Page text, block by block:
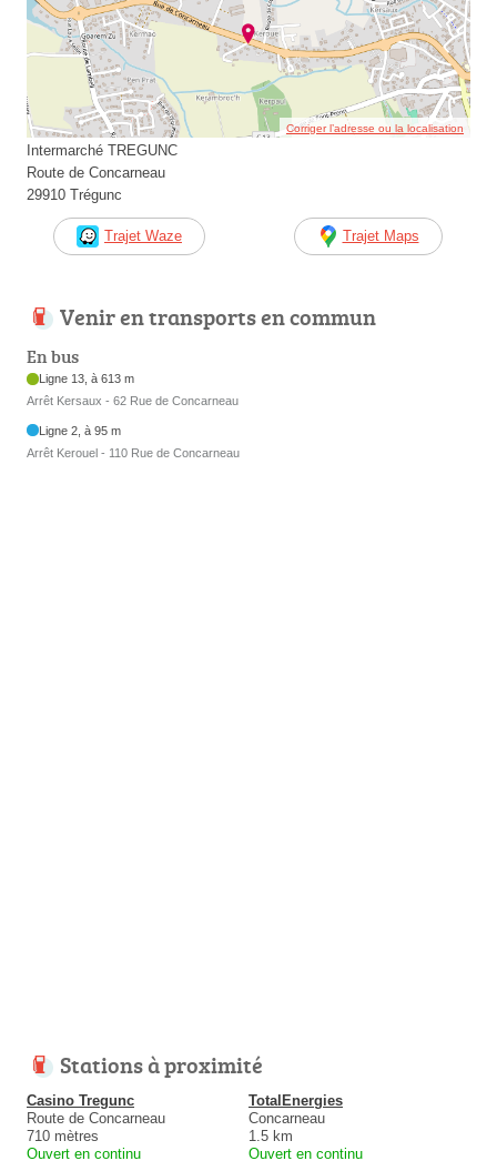
Corriger l’adresse ou la localisation
Intermarché TREGUNC
Route de Concarneau
29910 Trégunc
Trajet Waze Trajet Maps
Venir en transports en commun
En bus
Ligne 13, à 613 m
Arrêt Kersaux - 62 Rue de Concarneau
Ligne 2, à 95 m
Arrêt Kerouel - 110 Rue de Concarneau
Stations à proximité
Casino Tregunc
Route de Concarneau
710 mètres
Ouvert en continu
TotalEnergies
Concarneau
1.5 km
Ouvert en continu